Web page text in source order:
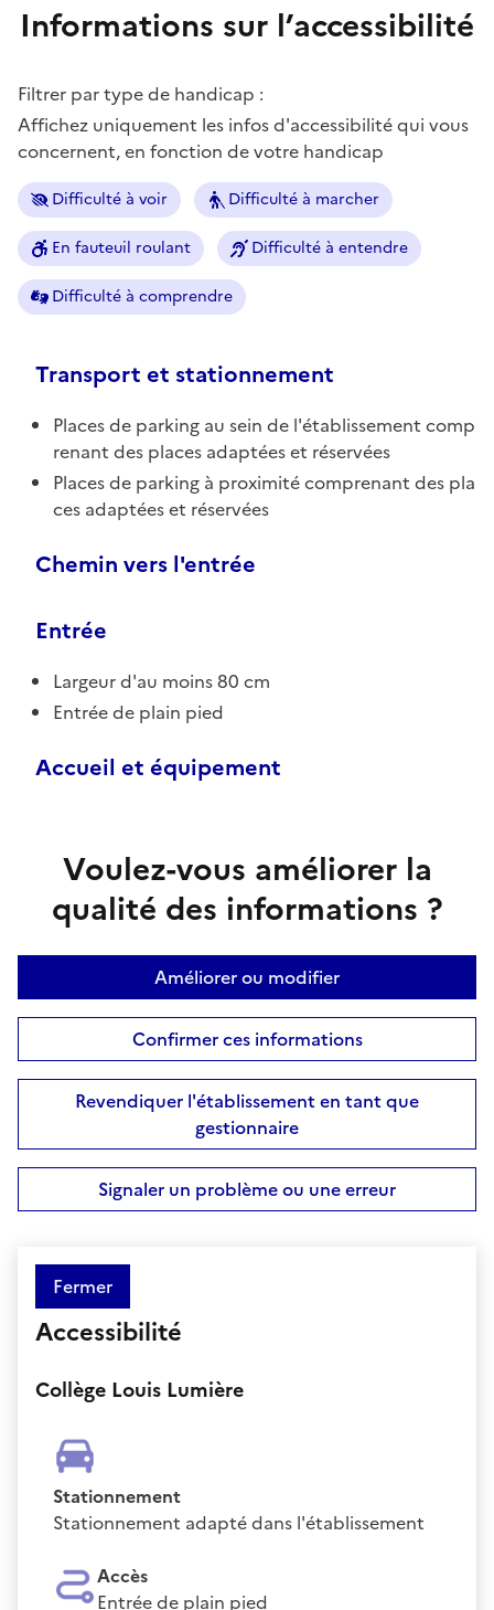
Informations sur l’accessibilité
Filtrer par type de handicap :
Affichez uniquement les infos d'accessibilité qui vous
concernent, en fonction de votre handicap
Difficulté à voir Difficulté à marcher
En fauteuil roulant Difficulté à entendre
Difficulté à comprendre
Transport et stationnement
Places de parking au sein de l'établissement comp
renant des places adaptées et réservées
Places de parking à proximité comprenant des pla
ces adaptées et réservées
Chemin vers l'entrée
Entrée
Largeur d'au moins 80 cm
Entrée de plain pied
Accueil et équipement
Voulez-vous améliorer la
qualité des informations ?
Améliorer ou modifier
Confirmer ces informations
Revendiquer l'établissement en tant que
gestionnaire
Signaler un problème ou une erreur
Fermer
Accessibilité
Collège Louis Lumière
Stationnement
Stationnement adapté dans l'établissement
Accès
Entrée de plain pied